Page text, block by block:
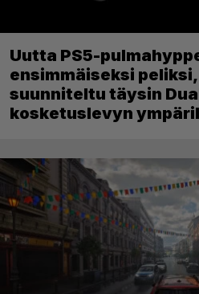
Uutta PS5-
ensimmäiseksi peliksi,
suunniteltu täysin
kosketuslevyn